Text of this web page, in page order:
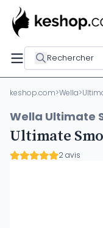
Rechercher
keshop.com>Wella>
Wella Ultimate
Ultimate
2 avis